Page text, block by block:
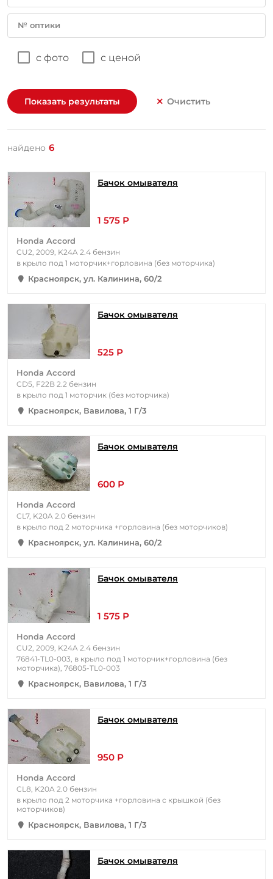
№ оптики
с фото с ценой
Показать результаты Очистить
найдено 6
Бачок омывателя
1 575 Р
Honda Accord
CU2, 2009, K24A 2.4 бензин
в крыло под 1 моторчик+горловина (без моторчика)
Красноярск, ул. Калинина, 60/2
Бачок омывателя
525 Р
Honda Accord
CD5, F22B 2.2 бензин
в крыло под 1 моторчик (без моторчика)
Красноярск, Вавилова, 1 Г/3
Бачок омывателя
600 Р
Honda Accord
CL7, K20A 2.0 бензин
в крыло под 2 моторчика +горловина (без моторчиков)
Красноярск, ул. Калинина, 60/2
Бачок омывателя
1 575 Р
Honda Accord
CU2, 2009, K24A 2.4 бензин
76841-TL0-003, в крыло под 1 моторчик+горловина (без
моторчика), 76805-TL0-003
Красноярск, Вавилова, 1 Г/3
Бачок омывателя
950 Р
Honda Accord
CL8, K20A 2.0 бензин
в крыло под 2 моторчика +горловина с крышкой (без
моторчиков)
Красноярск, Вавилова, 1 Г/3
Бачок омывателя